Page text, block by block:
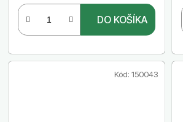
DO KOŠÍKA
Kód: 150043